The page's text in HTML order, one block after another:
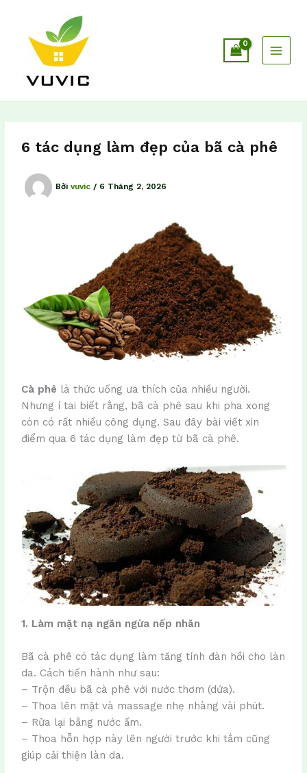
6 tác dụng làm đẹp của bã cà phê
Bởivuvic / 6 Tháng 2, 2026
Cà phê là thức uống ưa thích của nhiều người.
Nhưng í tai biết rằng, bã cà phê sau khi pha xong
còn có rất nhiều công dụng. Sau đây bài viết xin
điểm qua 6 tác dụng làm đẹp từ bã cà phê.
1. Làm mặt nạ ngăn ngừa nếp nhăn
Bã cà phê có tác dụng làm tăng tính đàn hồi cho làn
da. Cách tiến hành như sau:
– Trộn đều bã cà phê với nước thơm (dứa).
– Thoa lên mặt và massage nhẹ nhàng vài phút.
– Rửa lại bằng nước ấm.
– Thoa hỗn hợp này lên người trước khi tắm cũng
giúp cải thiện làn da.